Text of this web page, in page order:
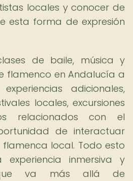
locales y conocer de
esta forma de expresión
de baile, música y
flamenco en Andalucía a
adicionales,
locales, excursiones
relacionados con el
de interactuar
local. Todo esto
inmersiva y
que va más allá de